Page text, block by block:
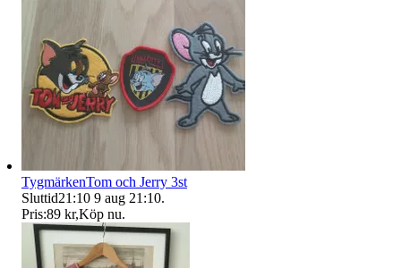
TygmärkenTom och Jerry 3st
Sluttid21:10 9 aug 21:10.
Pris:89 kr,Köp nu.